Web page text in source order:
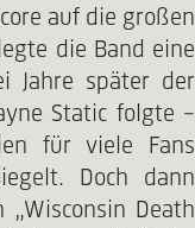
auf die großen
die Band eine
Jahre später der
Static folgte –
für viele Fans
Doch dann
Death